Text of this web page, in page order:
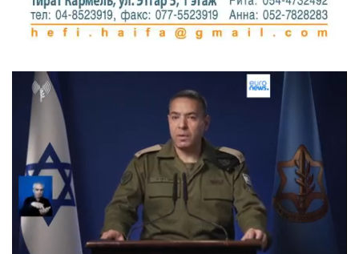
Следующее видео через 5 Отмена